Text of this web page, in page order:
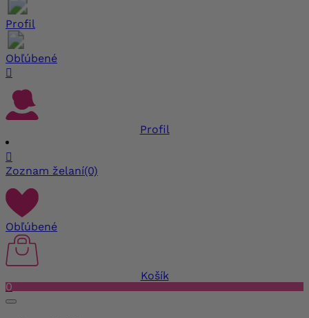
Profil
Obľúbené

Profil

Zoznam želaní(0)
Obľúbené
Košík
0